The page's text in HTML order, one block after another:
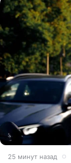
25 минут назад